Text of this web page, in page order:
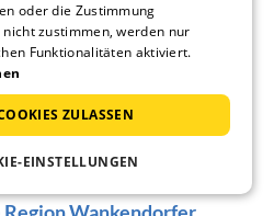
vermieten
Sie verreisen?
oder die Zustimmung
zustimmen, werden nur
Funktionalitäten aktiviert.
ZULASSEN
EINSTELLUNGEN